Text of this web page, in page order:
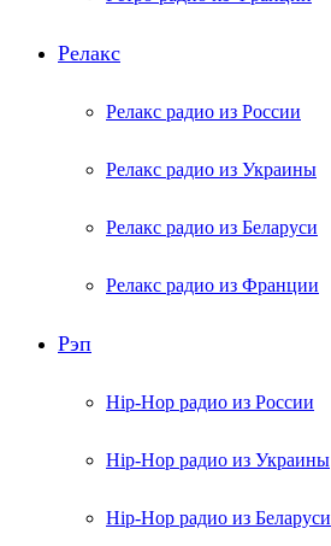
Релакс
Релакс радио из России
Релакс радио из Украины
Релакс радио из Беларуси
Релакс радио из Франции
Рэп
Hip-Hop радио из России
Hip-Hop радио из Украины
Hip-Hop радио из Беларуси